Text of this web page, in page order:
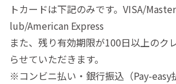
トカードは下記のみです。VISA/
lub/American Express
また、残り有効期限が100日以上のク
らせていただきます。
※コンビニ払い・銀行振込（Pay-easy